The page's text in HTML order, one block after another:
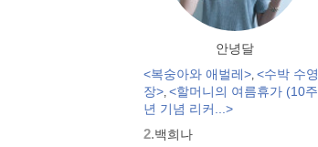
비룡소 전래동화
도토리 계절 그림책
옛이야기 그림책 까치호랑이
모두가 친구
벨 이마주
네버랜드 우리 걸작 그림책
비룡소 아기 그림책
안녕달
<복숭아와 애벌레>, <수박 수영
장>, <할머니의 여름휴가 (10주
년 기념 리커...>
2.백희나